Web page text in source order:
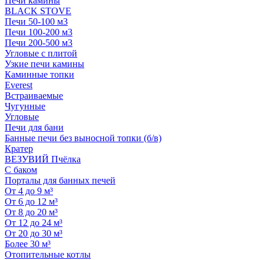
BLACK STOVE
Печи 50-100 м3
Печи 100-200 м3
Печи 200-500 м3
Угловые с плитой
Узкие печи камины
Каминные топки
Everest
Встраиваемые
Чугунные
Угловые
Печи для бани
Банные печи без выносной топки (б/в)
Кратер
ВЕЗУВИЙ Пчёлка
С баком
Порталы для банных печей
От 4 до 9 м³
От 6 до 12 м³
От 8 до 20 м³
От 12 до 24 м³
От 20 до 30 м³
Более 30 м³
Отопительные котлы